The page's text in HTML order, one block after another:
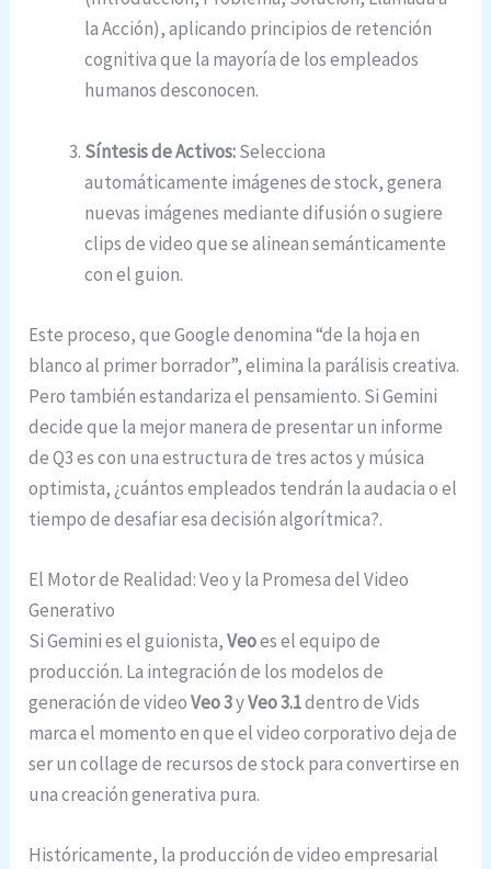
la Acción), aplicando principios de retención
cognitiva que la mayoría de los empleados
humanos desconocen.
Síntesis de Activos:Selecciona
automáticamente imágenes de stock, genera
nuevas imágenes mediante difusión o sugiere
clips de video que se alinean semánticamente
con el guion.
Este proceso, que Google denomina “de la hoja en
blanco al primer borrador”, elimina la parálisis creativa.
Pero también estandariza el pensamiento. Si Gemini
decide que la mejor manera de presentar un informe
de Q3 es con una estructura de tres actos y música
optimista, ¿cuántos empleados tendrán la audacia o el
tiempo de desafiar esa decisión algorítmica?.
El Motor de Realidad: Veo y la Promesa del Video
Generativo
Si Gemini es el guionista,Veoes el equipo de
producción. La integración de los modelos de
generación de videoVeo 3yVeo 3.1dentro de Vids
marca el momento en que el video corporativo deja de
ser un collage de recursos de stock para convertirse en
una creación generativa pura.
Históricamente, la producción de video empresarial